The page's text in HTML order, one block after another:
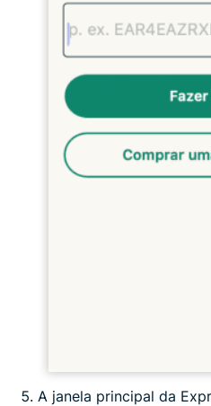
A janela principal da